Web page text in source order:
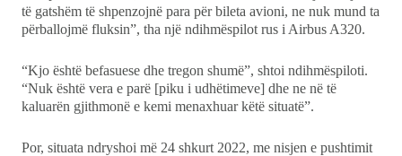
të gatshëm të shpenzojnë para për bileta avioni, ne nuk mund ta
përballojmë fluksin”, tha një ndihmëspilot rus i Airbus A320.
“Kjo është befasuese dhe tregon shumë”, shtoi ndihmëspiloti.
“Nuk është vera e parë [piku i udhëtimeve] dhe ne në të
kaluarën gjithmonë e kemi menaxhuar këtë situatë”.
Por, situata ndryshoi më 24 shkurt 2022, me nisjen e pushtimit